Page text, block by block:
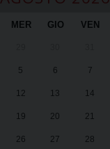
MER GIO VEN
5 6 7
12 13 14
19 20 21
26 27 28